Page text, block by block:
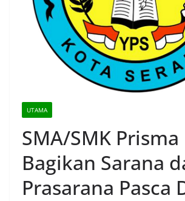
UTAMA
SMA/SMK Prisma
Bagikan Sarana
Prasarana Pasca